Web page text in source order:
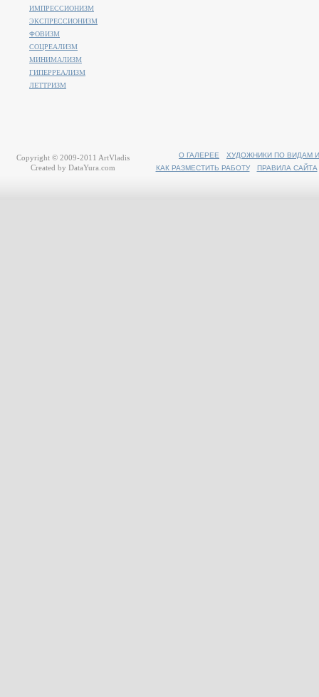
ИМПРЕССИОНИЗМ
ЭКСПРЕССИОНИЗМ
ФОВИЗМ
СОЦРЕАЛИЗМ
МИНИМАЛИЗМ
ГИПЕРРЕАЛИЗМ
ЛЕТТРИЗМ
О ГАЛЕРЕЕ
ХУДОЖНИКИ ПО ВИДАМ
КАК РАЗМЕСТИТЬ РАБОТУ
ПРАВИЛА САЙТА
Copyright © 2009-2011 ArtVladis
Created by DataYura.com